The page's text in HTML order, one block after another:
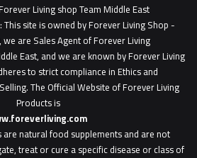
Living shop Team Middle East
: This site is owned by Forever Living Shop -
we are Sales Agent of Forever Living
East, and we are known by Forever Living
to strict compliance in Ethics and
The Official Website of Forever Living
Products is
natural food supplements and are not
treat or cure a specific disease or class of